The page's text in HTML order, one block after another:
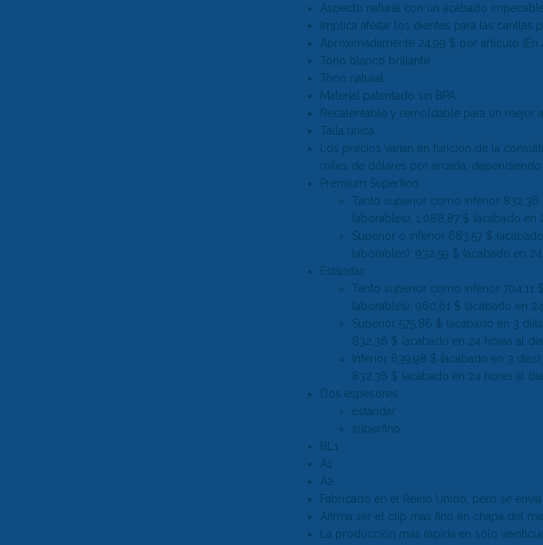
Aspecto natural con un acabado
Implica afeitar los dientes para las carillas
Aproximadamente 24,99 $ por artículo (En
Tono blanco brillante
Tono natural
Material patentado sin BPA
Recalentable y remoldable para un mejor
Talla única
Los precios varían en función de la
miles de dólares por arcada,
Premium Superfino
Tanto superior como inferior 832,36
laborables); 1.088,87 $ (acabado en
Superior o inferior 683,57 $
laborables); 932,59 $ (acabado en
Estándar:
Tanto superior como inferior 704,11
laborables); 960,61 $ (acabado en
Superior 575,86 $ (acabado en 3
832,36 $ (acabado en 24 horas al
Inferior 639,98 $ (acabado en 3
832,36 $ (acabado en 24 horas al
Dos espesores
estándar
superfino
BL1
A1
A2
Fabricado en el Reino Unido, pero se
Afirma ser el clip más fino en chapa del
La producción más rápida en sólo